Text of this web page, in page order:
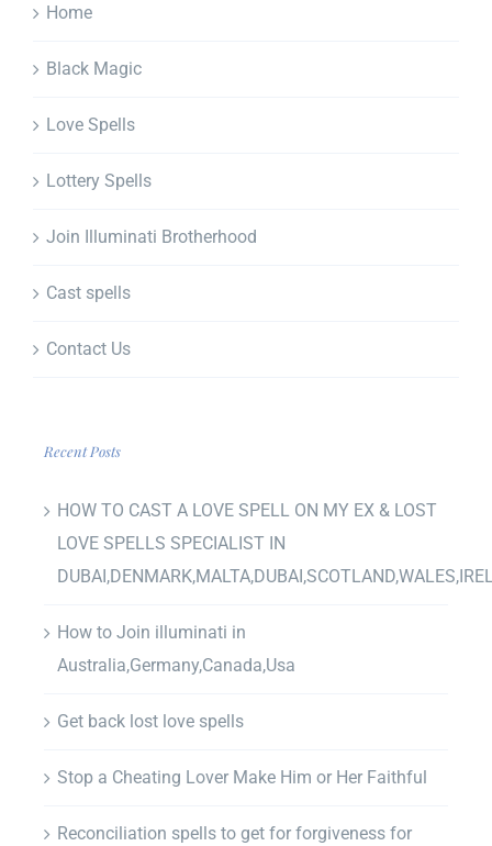
Home
Black Magic
Love Spells
Lottery Spells
Join Illuminati Brotherhood
Cast spells
Contact Us
Recent Posts
HOW TO CAST A LOVE SPELL ON MY EX & LOST
LOVE SPELLS SPECIALIST IN
How to Join illuminati in
Australia,Germany,Canada,Usa
Get back lost love spells
Stop a Cheating Lover Make Him or Her Faithful
Reconciliation spells to get for forgiveness for